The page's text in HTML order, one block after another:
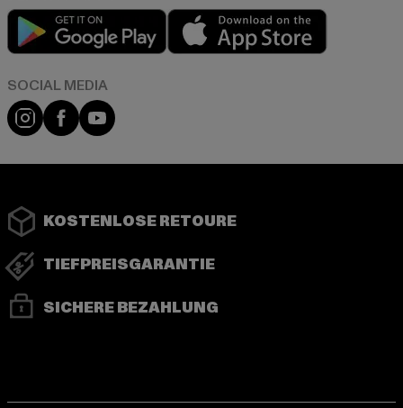
Play market
Instagram
FacebookYouTube
KOSTENLOSE RETOURE
TIEFPREISGARANTIE
SICHERE BEZAHLUNG